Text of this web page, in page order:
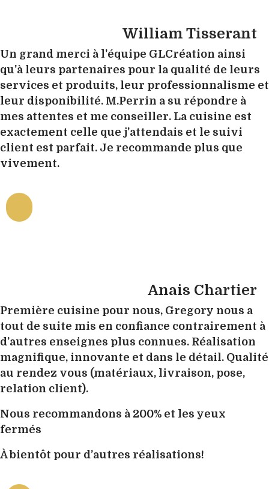
William Tisserant
Un grand merci à l'équipe GLCréation ainsi
qu'à leurs partenaires pour la qualité de leurs
services et produits, leur professionnalisme et
leur disponibilité. M.Perrin a su répondre à
mes attentes et me conseiller. La cuisine est
exactement celle que j'attendais et le suivi
client est parfait. Je recommande plus que
vivement.
Anais Chartier
Première cuisine pour nous, Gregory nous a
tout de suite mis en confiance contrairement à
d’autres enseignes plus connues. Réalisation
magnifique, innovante et dans le détail. Qualité
au rendez vous (matériaux, livraison, pose,
relation client).
Nous recommandons à 200% et les yeux
fermés
À bientôt pour d’autres réalisations!